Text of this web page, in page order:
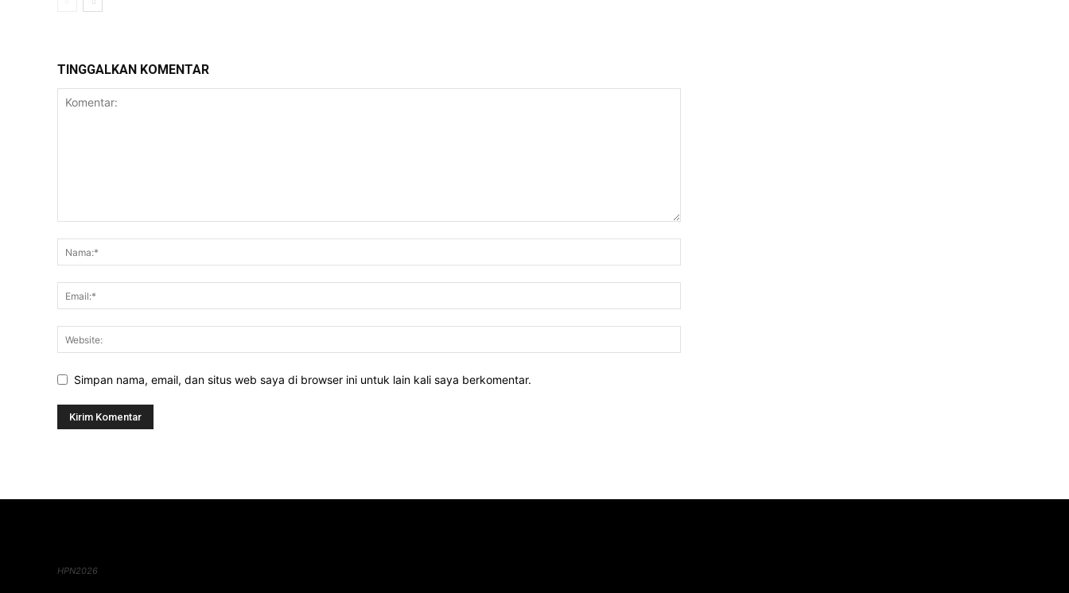
TINGGALKAN KOMENTAR
Simpan nama, email, dan situs web saya di browser ini untuk lain kali saya berkomentar.
HPN2026